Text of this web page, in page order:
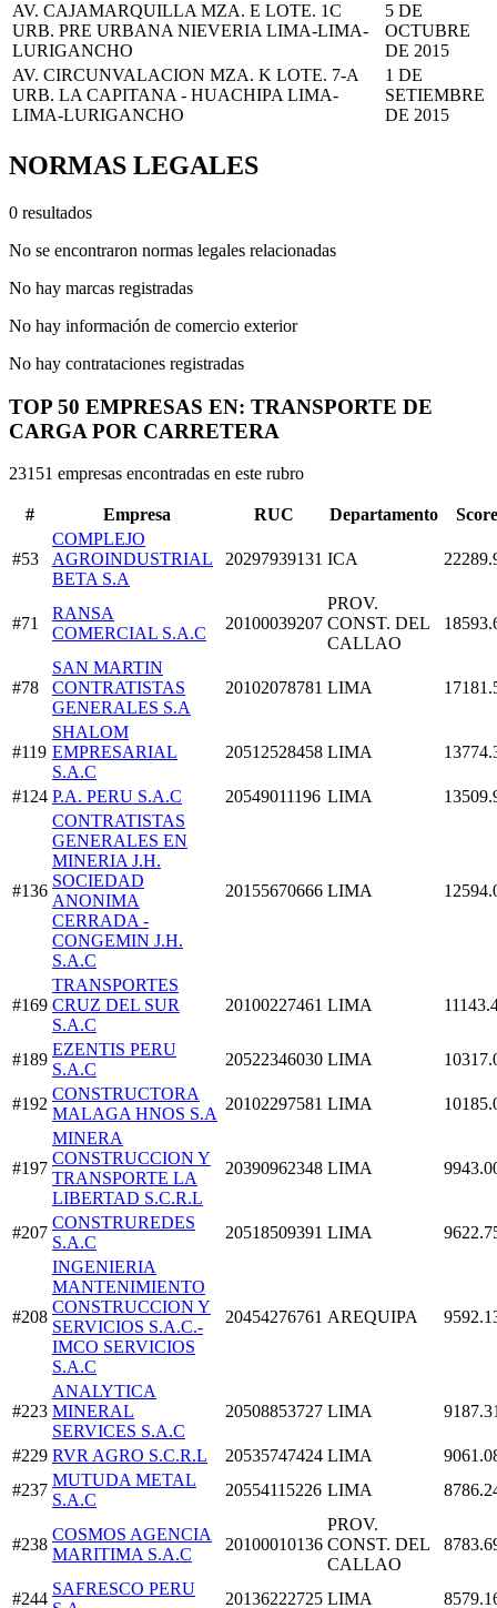
AV. CAJAMARQUILLA MZA. E LOTE. 1C
URB. PRE URBANA NIEVERIA LIMA-LIMA-
LURIGANCHO
5 DE
OCTUBRE
DE 2015
AV. CIRCUNVALACION MZA. K LOTE. 7-A
URB. LA CAPITANA - HUACHIPA LIMA-
LIMA-LURIGANCHO
1 DE
SETIEMBRE
DE 2015
NORMAS LEGALES
0 resultados
No se encontraron normas legales relacionadas
No hay marcas registradas
No hay información de comercio exterior
No hay contrataciones registradas
TOP 50 EMPRESAS EN: TRANSPORTE DE
CARGA POR CARRETERA
23151 empresas encontradas en este rubro
# Empresa RUC Departamento Score
#53
COMPLEJO
AGROINDUSTRIAL
BETA S.A
20297939131 ICA
#71
RANSA
COMERCIAL S.A.C
20100039207
PROV.
CONST. DEL
CALLAO
#78
SAN MARTIN
CONTRATISTAS
GENERALES S.A
20102078781 LIMA
#119
SHALOM
EMPRESARIAL
S.A.C
20512528458 LIMA
#124 P.A. PERU S.A.C 20549011196 LIMA
#136
CONTRATISTAS
GENERALES EN
MINERIA J.H.
SOCIEDAD
ANONIMA
CERRADA -
CONGEMIN J.H.
S.A.C
20155670666 LIMA
#169
TRANSPORTES
CRUZ DEL SUR
S.A.C
20100227461 LIMA
#189
EZENTIS PERU
S.A.C
20522346030 LIMA
#192
CONSTRUCTORA
MALAGA HNOS S.A
20102297581 LIMA
#197
MINERA
CONSTRUCCION Y
TRANSPORTE LA
LIBERTAD S.C.R.L
20390962348 LIMA
#207
CONSTRUREDES
S.A.C
20518509391 LIMA
#208
INGENIERIA
MANTENIMIENTO
CONSTRUCCION Y
SERVICIOS S.A.C.-
IMCO SERVICIOS
S.A.C
20454276761 AREQUIPA
#223
ANALYTICA
MINERAL
SERVICES S.A.C
20508853727 LIMA
#229 RVR AGRO S.C.R.L 20535747424 LIMA
#237
MUTUDA METAL
S.A.C
20554115226 LIMA
#238
COSMOS AGENCIA
MARITIMA S.A.C
20100010136
PROV.
CONST. DEL
CALLAO
#244
SAFRESCO PERU
20136222725 LIMA